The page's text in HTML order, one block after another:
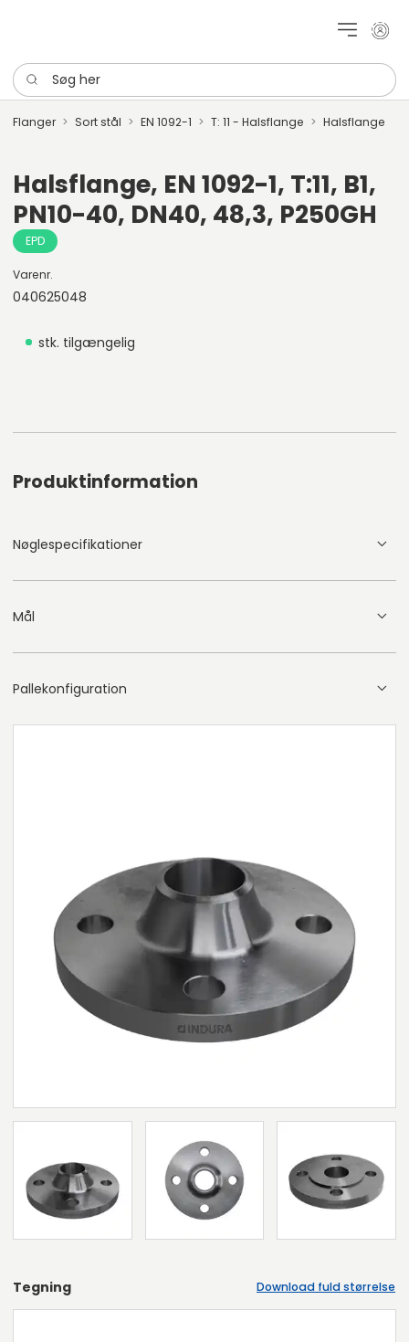
Mit
Søg her
Flanger Sort stål EN 1092-1 T: 11 - Halsflange Halsflange
Halsflange, EN 1092-1, T:11, B1,
PN10-40, DN40, 48,3, P250GH
EPD
Varenr.
040625048
stk. tilgængelig
Produktinformation
Nøglespecifikationer
Mål
Pallekonfiguration
Tegning Download fuld størrelse